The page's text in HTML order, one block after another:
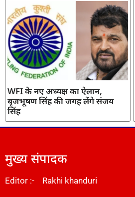
WFI के नए अध्यक्ष का ऐलान,
बृजभूषण सिंह की जगह लेंगे संजय
सिंह
मुख्य संपादक
Editor :- Rakhi khanduri